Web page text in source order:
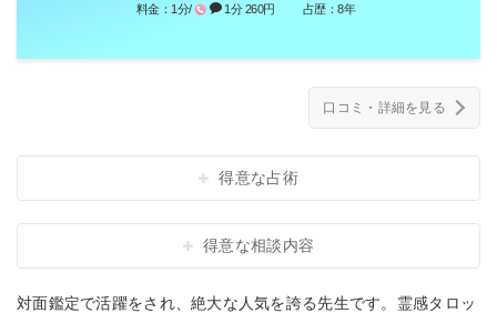
料金： 1分/ 1分 260円 占歴：8年
口コミ・詳細を見る
得意な占術
得意な相談内容
対面鑑定で活躍をされ、絶大な人気を誇る先生です。霊感タロッ